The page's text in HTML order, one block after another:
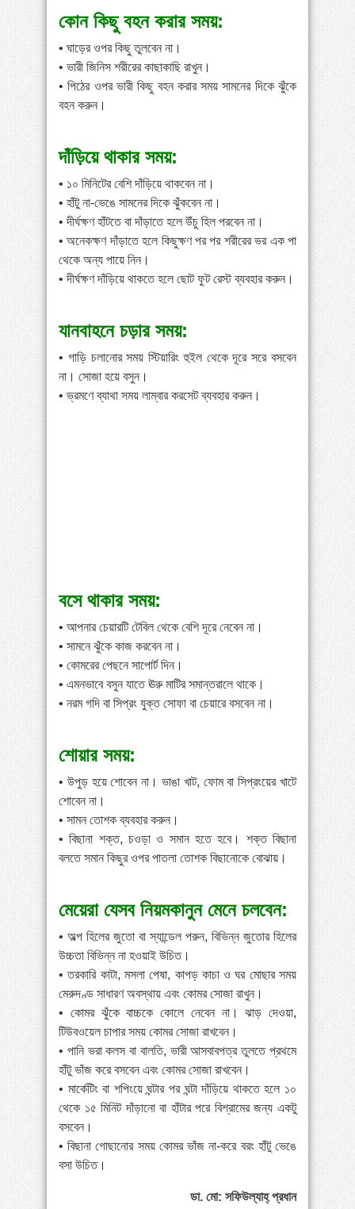
কোন কিছু বহন করার সময়:
• ঘাড়ের ওপর কিছু তুলবেন না।
• ভারী জিনিস শরীরের কাছাকাছি রাখুন।
• পিঠের ওপর ভারী কিছু বহন করার সময় সামনের দিকে ঝুঁকে
বহন করুন।
দাঁড়িয়ে থাকার সময়:
• ১০ মিনিটের বেশি দাঁড়িয়ে থাকবেন না।
• হাঁটু না-ভেঙে সামনের দিকে ঝুঁকবেন না।
• দীর্ঘক্ষণ হাঁটতে বা দাঁড়াতে হলে উঁচু হিল পরবেন না।
• অনেকক্ষণ দাঁড়াতে হলে কিছুক্ষণ পর পর শরীরের ভর এক পা
থেকে অন্য পায়ে নিন।
• দীর্ঘক্ষণ দাঁড়িয়ে থাকতে হলে ছোট ফুট রেস্ট ব্যবহার করুন।
যানবাহনে চড়ার সময়:
• গাড়ি চলানোর সময় স্টিয়ারিং হুইল থেকে দূরে সরে বসবেন
না। সোজা হয়ে বসুন।
• ভ্রমণে ব্যাথা সময় লাম্বার করসেট ব্যবহার করুন।
বসে থাকার সময়:
• আপনার চেয়ারটি টেবিল থেকে বেশি দূরে নেবেন না।
• সামনে ঝুঁকে কাজ করবেন না।
• কোমরের পেছনে সাপোর্ট দিন।
• এমনভাবে বসুন যাতে ঊরু মাটির সমান্তরালে থাকে।
• নরম গদি বা সিপ্রং যুক্ত সোফা বা চেয়ারে বসবেন না।
শোয়ার সময়:
• উপুড় হয়ে শোবেন না। ভাঙা খাট, ফোম বা সিপ্রংয়ের খাটে
শোবেন না।
• সামন তোশক ব্যবহার করুন।
• বিছানা শক্ত, চওড়া ও সমান হতে হবে। শক্ত বিছানা
বলতে সমান কিছুর ওপর পাতলা তোশক বিছানোকে বোঝায়।
মেয়েরা যেসব নিয়মকানুন মেনে চলবেন:
• অল্প হিলের জুতো বা স্যান্ডেল পরুন, বিভিন্ন জুতোর হিলের
উচ্চতা বিভিন্ন না হওয়াই উচিত।
• তরকারি কাটা, মসলা পেষা, কাপড় কাচা ও ঘর মোছার সময়
মেরুদণ্ড সাধারণ অবস্থায় এবং কোমর সোজা রাখুন।
• কোমর ঝুঁকে বাচ্চকে কোলে নেবেন না। ঝাড় দেওয়া,
টিউবওয়েল চাপার সময় কোমর সোজা রাখবেন।
• পানি ভরা কলস বা বালতি, ভারী আসবাবপত্র তুলতে প্রথমে
হাঁটু ভাঁজ করে বসবেন এবং কোমর সোজা রাখবেন।
• মার্কেটিং বা শপিংয়ে ঘন্টার পর ঘন্টা দাঁড়িয়ে থাকতে হলে ১০
থেকে ১৫ মিনিট দাঁড়ানো বা হাঁটার পরে বিশ্রামের জন্য একটু
বসবেন।
• বিছানা গোছানোর সময় কোমর ভাঁজ না-করে বরং হাঁটু ভেঙে
বসা উচিত।
ডা. মো: সফিউল্যাহ্ প্রধান